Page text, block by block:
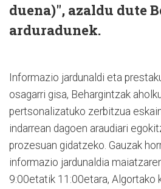
duena)", azaldu dute
arduradunek.
Informazio jardunaldi eta
osagarri gisa, Behargintzak
pertsonalizatuko zerbitzua
indarrean dagoen araudiari
prozesuan gidatzeko. Gauzak
informazio jardunaldia
9:00etatik 11:00etara, Algortako